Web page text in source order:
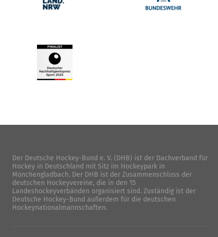
Der Deutsche Hockey-Bund e. V. (DHB) ist der Dachverband für
Hockey in Deutschland mit Sitz im Hockeypark in
Mönchengladbach. Der DHB ist der Zusammenschluss der
deutschen Hockeyvereine, die in den 15
Landeshockeyverbänden organisiert sind. Zuständig ist der
Deutsche Hockey-Bund außerdem für die deutschen
Hockeynationalmannschaften.